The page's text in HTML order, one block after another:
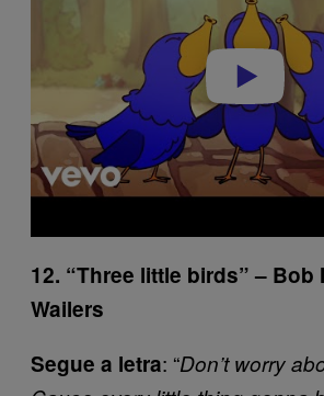
12. “Three little birds” – Bob
Wailers
Segue a letra: “Don’t worry